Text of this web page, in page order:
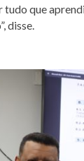
tudo que
disse.